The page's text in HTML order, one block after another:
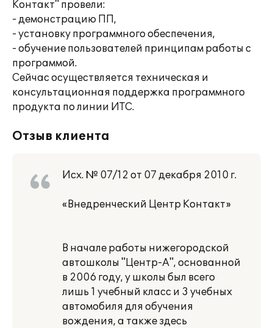
Контакт" провели:
- демонстрацию ПП,
- установку программного обеспечения,
- обучение пользователей принципам работы с
программой.
Сейчас осуществляется техническая и
консультационная поддержка программного
продукта по линии ИТС.
Отзыв клиента
Исх. № 07/12 от 07 декабря 2010 г.
«Внедренческий Центр Контакт»
В начале работы нижегородской
автошколы "Центр-А", основанной
в 2006 году, у школы был всего
лишь 1 учебный класс и 3 учебных
автомобиля для обучения
вождения, а также здесь